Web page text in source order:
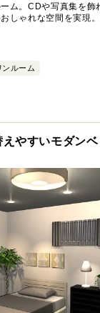
ム。CDや写真集を飾
しゃれな空間を実現
ンルーム
やすいモダン